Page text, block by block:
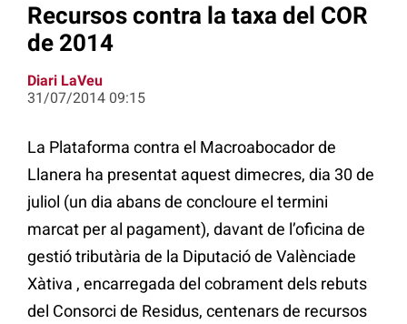
Recursos contra la taxa del COR
de 2014
Diari LaVeu
31/07/2014 09:15
La Plataforma contra el Macroabocador de
Llanera ha presentat aquest dimecres, dia 30 de
juliol (un dia abans de concloure el termini
marcat per al pagament), davant de l’oficina de
gestió tributària de la Diputació de Valènciade
Xàtiva , encarregada del cobrament dels rebuts
del Consorci de Residus, centenars de recursos